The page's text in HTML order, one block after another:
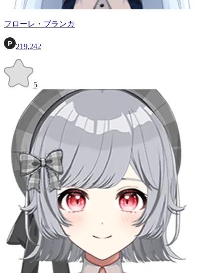
フローレ・ブランカ
219,242
5